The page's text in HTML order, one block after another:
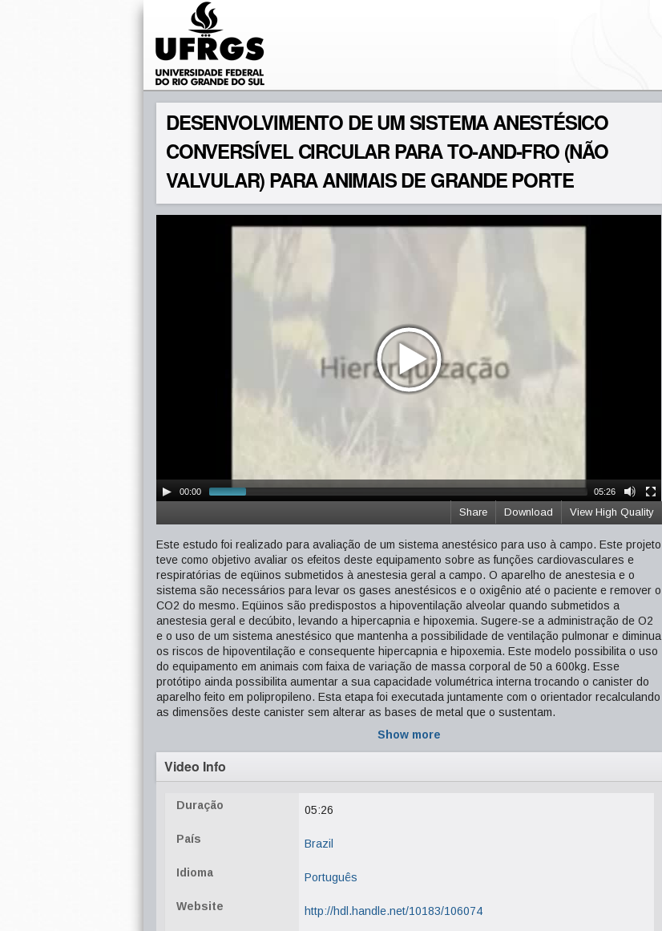
DESENVOLVIMENTO DE UM SISTEMA ANESTÉSICO
CONVERSÍVEL CIRCULAR PARA TO-AND-FRO (NÃO
VALVULAR) PARA ANIMAIS DE GRANDE PORTE
00:00 05:26
View High Quality
Download
Share
Este estudo foi realizado para avaliação de um sistema anestésico para uso à campo. Este projeto
teve como objetivo avaliar os efeitos deste equipamento sobre as funções cardiovasculares e
respiratórias de eqüinos submetidos à anestesia geral a campo. O aparelho de anestesia e o
sistema são necessários para levar os gases anestésicos e o oxigênio até o paciente e remover o
CO2 do mesmo. Eqüinos são predispostos a hipoventilação alveolar quando submetidos a
anestesia geral e decúbito, levando a hipercapnia e hipoxemia. Sugere-se a administração de O2
e o uso de um sistema anestésico que mantenha a possibilidade de ventilação pulmonar e diminua
os riscos de hipoventilação e consequente hipercapnia e hipoxemia. Este modelo possibilita o uso
do equipamento em animais com faixa de variação de massa corporal de 50 a 600kg. Esse
protótipo ainda possibilita aumentar a sua capacidade volumétrica interna trocando o canister do
aparelho feito em polipropileno. Esta etapa foi executada juntamente com o orientador recalculando
as dimensões deste canister sem alterar as bases de metal que o sustentam.
Show more
Video Info
Duração 05:26
País Brazil
Idioma Português
Website http://hdl.handle.net/10183/106074